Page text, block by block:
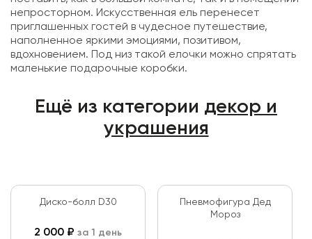
непросторном. Искусственная ель перенесет
приглашенных гостей в чудесное путешествие,
наполненное яркими эмоциями, позитивом,
вдохновением. Под низ такой елочки можно спрятать
маленькие подарочные коробки.
Ещё из категории декор и
украшения
Диско-болл D30
2 000 ₽ за 1 день
Пневмофигура Дед
Мороз